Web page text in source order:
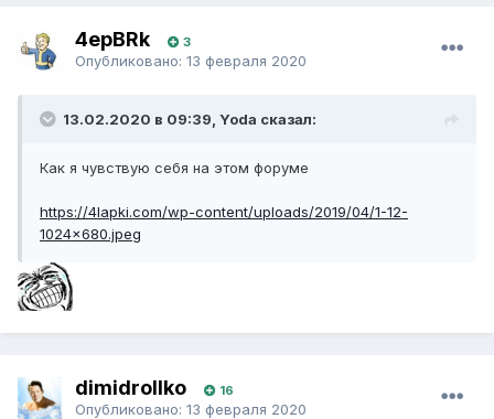
4epBRk 3
Опубликовано: 13 февраля 2020
13.02.2020 в 09:39, Yoda сказал:
Как я чувствую себя на этом форуме
https://4lapki.com/wp-content/uploads/2019/04/1-12-
1024x680.jpeg
dimidrollko 16
Опубликовано: 13 февраля 2020